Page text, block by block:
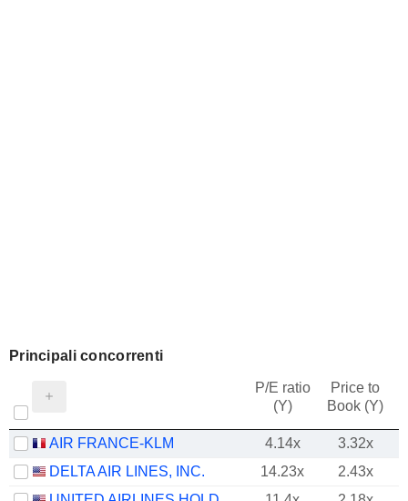
Principali concorrenti
P/E ratio
(Y)
Price to
Book (Y)
AIR FRANCE-KLM 4.14x
3.32x
DELTA AIR LINES, INC.
14.23x
2.43x